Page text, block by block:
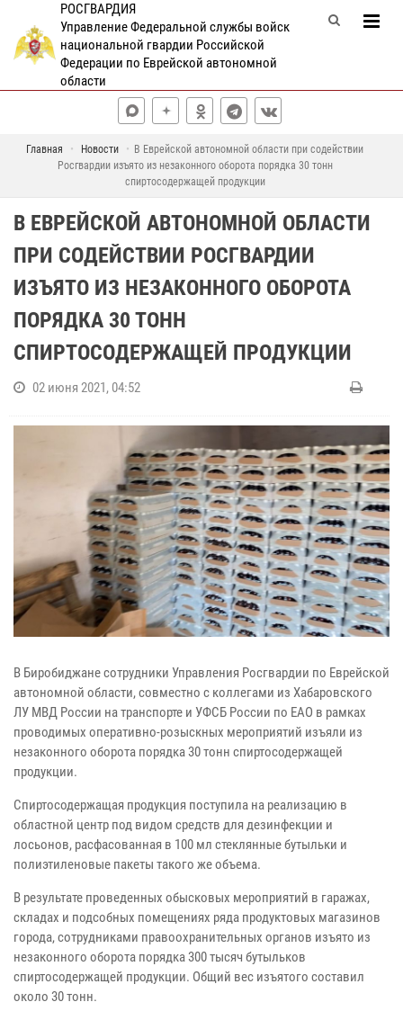
РОСГВАРДИЯ
Управление Федеральной службы войск
национальной гвардии Российской
Федерации по Еврейской автономной
области
Главная Новости
В Еврейской автономной области при содействии
Росгвардии изъято из незаконного оборота порядка 30 тонн
спиртосодержащей продукции
В ЕВРЕЙСКОЙ АВТОНОМНОЙ ОБЛАСТИ
ПРИ СОДЕЙСТВИИ РОСГВАРДИИ
ИЗЪЯТО ИЗ НЕЗАКОННОГО ОБОРОТА
ПОРЯДКА 30 ТОНН
СПИРТОСОДЕРЖАЩЕЙ ПРОДУКЦИИ
02 июня 2021, 04:52
В Биробиджане сотрудники Управления Росгвардии по Еврейской
автономной области, совместно с коллегами из Хабаровского
ЛУ МВД России на транспорте и УФСБ России по ЕАО в рамках
проводимых оперативно-розыскных мероприятий изъяли из
незаконного оборота порядка 30 тонн спиртосодержащей
продукции.
Спиртосодержащая продукция поступила на реализацию в
областной центр под видом средств для дезинфекции и
лосьонов, расфасованная в 100 мл стеклянные бутыльки и
полиэтиленовые пакеты такого же объема.
В результате проведенных обысковых мероприятий в гаражах,
складах и подсобных помещениях ряда продуктовых магазинов
города, сотрудниками правоохранительных органов изъято из
незаконного оборота порядка 300 тысяч бутыльков
спиртосодержащей продукции. Общий вес изъятого составил
около 30 тонн.